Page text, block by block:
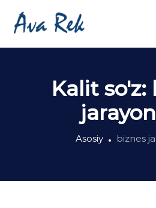
Kalit so'z:
Asosiy biznes